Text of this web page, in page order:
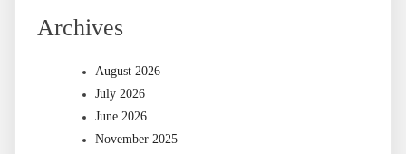
Archives
August 2026
July 2026
June 2026
November 2025